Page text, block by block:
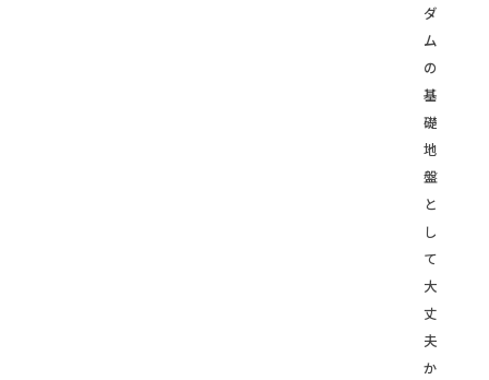
ダ
ム
の
基
礎
地
盤
と
し
て
大
丈
夫
か